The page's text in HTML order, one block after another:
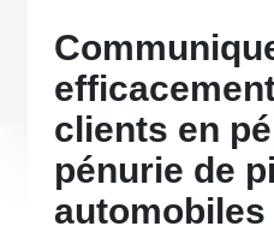
clients en
pénurie de
automobiles